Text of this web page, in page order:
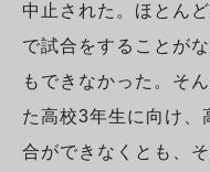
中止された。ほとん
で試合をすることが
もできなかった。そ
た高校3年生に向け、
合ができなくとも、